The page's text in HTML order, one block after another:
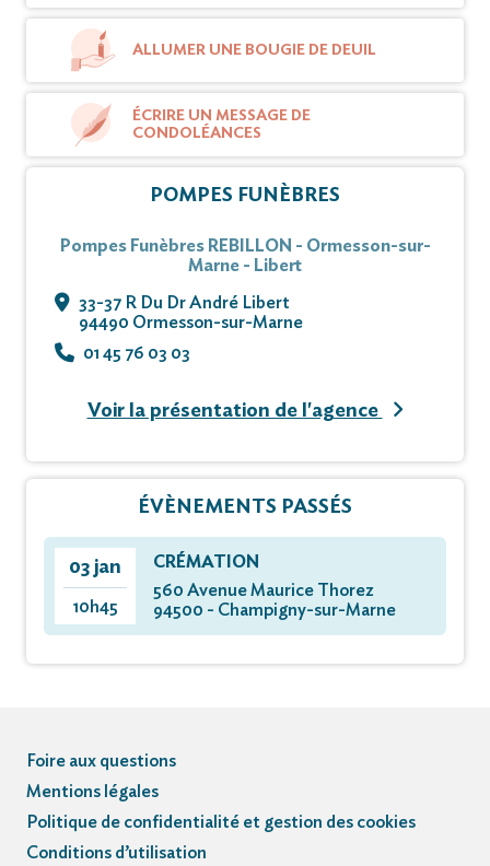
Vous pouvez déposer vos messages de
condoléances et témoignages sur ce site.
ALLUMER UNE BOUGIE DE DEUIL
ÉCRIRE UN MESSAGE DE
CONDOLÉANCES
POMPES FUNÈBRES
Pompes Funèbres REBILLON - Ormesson-sur-
Marne - Libert
33-37 R Du Dr André Libert
94490 Ormesson-sur-Marne
01 45 76 03 03
Voir la présentation de l'agence
ÉVÈNEMENTS PASSÉS
03 jan
10h45
CRÉMATION
560 Avenue Maurice Thorez
94500 - Champigny-sur-Marne
Foire aux questions
Mentions légales
Politique de confidentialité et gestion des cookies
Conditions d’utilisation